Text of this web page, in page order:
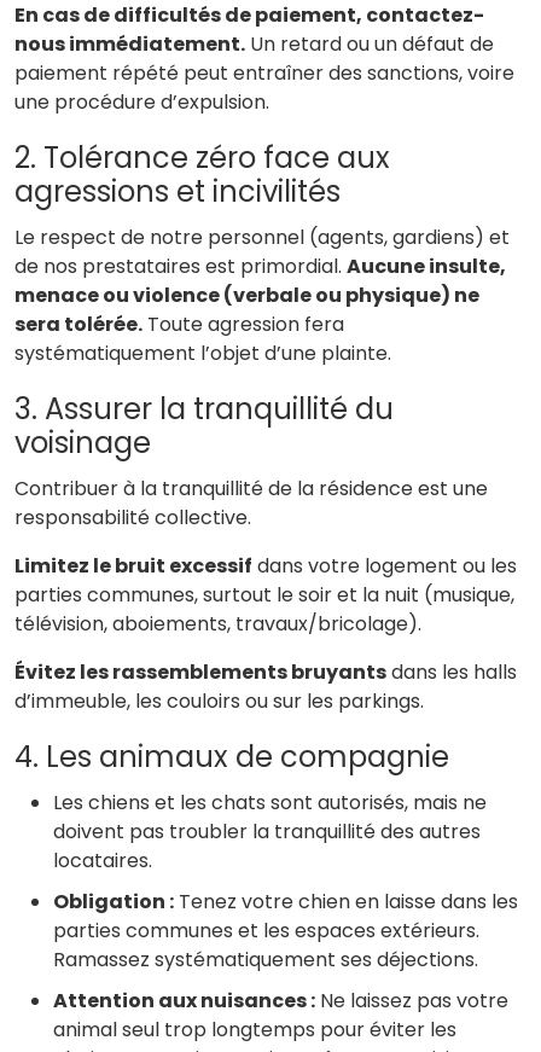
En cas de difficultés de paiement, contactez-
nous immédiatement. Un retard ou un défaut de
paiement répété peut entraîner des sanctions, voire
une procédure d’expulsion.
2. Tolérance zéro face aux
agressions et incivilités
Le respect de notre personnel (agents, gardiens) et
de nos prestataires est primordial. Aucune insulte,
menace ou violence (verbale ou physique) ne
sera tolérée. Toute agression fera
systématiquement l’objet d’une plainte.
3. Assurer la tranquillité du
voisinage
Contribuer à la tranquillité de la résidence est une
responsabilité collective.
Limitez le bruit excessif dans votre logement ou les
parties communes, surtout le soir et la nuit (musique,
télévision, aboiements, travaux/bricolage).
Évitez les rassemblements bruyantsdans les halls
d’immeuble, les couloirs ou sur les parkings.
4. Les animaux de compagnie
Les chiens et les chats sont autorisés, mais ne
doivent pas troubler la tranquillité des autres
locataires.
Obligation : Tenez votre chien en laisse dans les
parties communes et les espaces extérieurs.
Ramassez systématiquement ses déjections.
Attention aux nuisances : Ne laissez pas votre
animal seul trop longtemps pour éviter les